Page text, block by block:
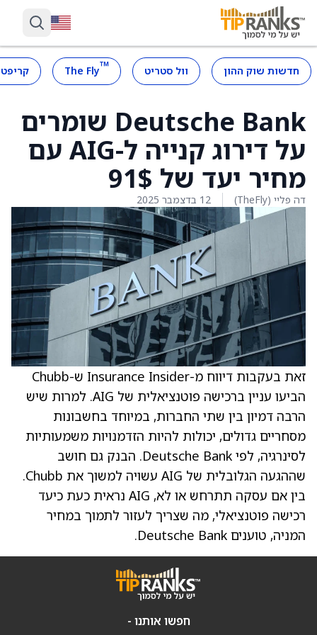
חדשות שוק ההון וול סטריט ™
The Fly
Deutsche Bank שומרים
על דירוג קנייה ל-AIG עם
מחיר יעד של 91$
דה פליי (TheFly) 12 בדצמבר 2025
זאת בעקבות דיווח מ-Insurance Insider ש-Chubb
הביעו עניין ברכישה פוטנציאלית של AIG. למרות שיש
הרבה דמיון בין שתי החברות, במיוחד בחשבונות
מסחריים גדולים, יכולות להיות הזדמנויות משמעותיות
לסינרגיה, לפי Deutsche Bank. הבנק גם חושב
שההגעה הגלובלית של AIG עשויה למשוך את Chubb.
בין אם עסקה תתרחש או לא, AIG נראית כעת כיעד
רכישה פוטנציאלי, מה שצריך לעזור לתמוך במחיר
המניה, טוענים Deutsche Bank.
חפשו אותנו -